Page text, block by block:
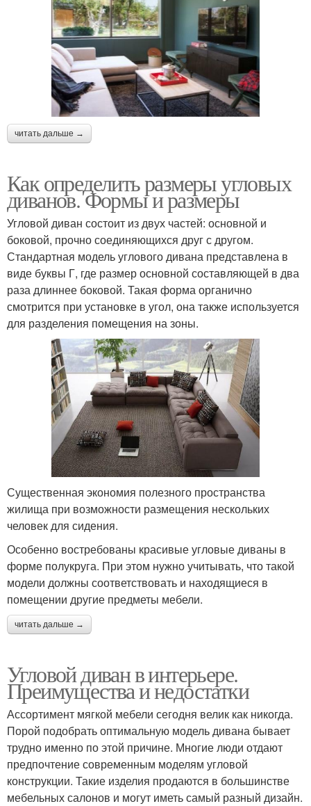
читать дальше →
Как определить размеры угловых
диванов. Формы и размеры
Угловой диван состоит из двух частей: основной и
боковой, прочно соединяющихся друг с другом.
Стандартная модель углового дивана представлена в
виде буквы Г, где размер основной составляющей в два
раза длиннее боковой. Такая форма органично
смотрится при установке в угол, она также используется
для разделения помещения на зоны.
Существенная экономия полезного пространства
жилища при возможности размещения нескольких
человек для сидения.
Особенно востребованы красивые угловые диваны в
форме полукруга. При этом нужно учитывать, что такой
модели должны соответствовать и находящиеся в
помещении другие предметы мебели.
читать дальше →
Угловой диван в интерьере.
Преимущества и недостатки
Ассортимент мягкой мебели сегодня велик как никогда.
Порой подобрать оптимальную модель дивана бывает
трудно именно по этой причине. Многие люди отдают
предпочтение современным моделям угловой
конструкции. Такие изделия продаются в большинстве
мебельных салонов и могут иметь самый разный дизайн.